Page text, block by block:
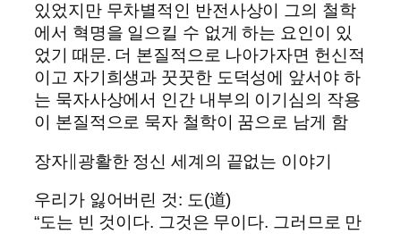
있었지만 무차별적인 반전사상이 그의 철학
에서 혁명을 일으킬 수 없게 하는 요인이 있
었기 때문. 더 본질적으로 나아가자면 헌신적
이고 자기희생과 꿋꿋한 도덕성에 앞서야 하
는 묵자사상에서 인간 내부의 이기심의 작용
이 본질적으로 묵자 철학이 꿈으로 남게 함
장자∥광활한 정신 세계의 끝없는 이야기
우리가 잃어버린 것: 도(道)
“도는 빈 것이다. 그것은 무이다. 그러므로 만